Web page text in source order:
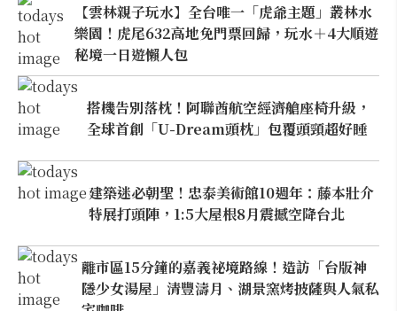
【雲林親子玩水】全台唯一「虎爺主題」叢林水
樂園！虎尾632高地免門票回歸，玩水＋4大順遊
秘境一日遊懶人包
搭機告別落枕！阿聯酋航空經濟艙座椅升級，
全球首創「U-Dream頭枕」包覆頭頸超好睡
建築迷必朝聖！忠泰美術館10週年：藤本壯介
特展打頭陣，1:5大屋根8月震撼空降台北
離市區15分鐘的嘉義祕境路線！造訪「台版神
隱少女湯屋」清豐濤月、湖景窯烤披薩與人氣私